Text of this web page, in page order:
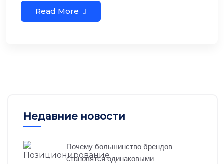
Read More
Недавние новости
Почему большинство брендов
становятся одинаковыми